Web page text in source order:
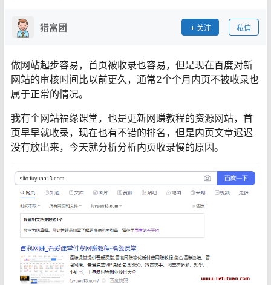
猎富团 关注 私信
做网站起步容易，首页被收录也容易，但是现在百度对新
网站的审核时间比以前更久，通常2个个月内页不被收录也
属于正常的情况。
我有个网站福缘课堂，也是更新网赚教程的资源网站，首
页早早就收录，现在也有不错的排名，但是内页文章迟迟
没有放出来，今天就分析分析内页收录慢的原因。